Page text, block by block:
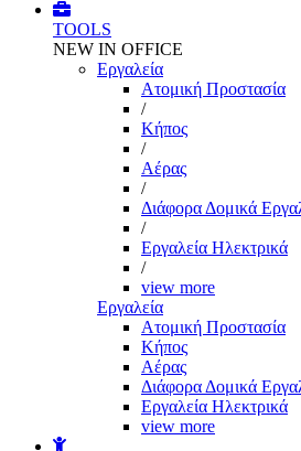
TOOLS
NEW IN OFFICE
Εργαλεία
Aτομική Προστασία
/
Kήπος
/
Αέρας
/
Διάφορα Δομικά
/
Εργαλεία Ηλεκτρικά
/
view more
Εργαλεία
Aτομική Προστασία
Kήπος
Αέρας
Διάφορα Δομικά
Εργαλεία Ηλεκτρικά
view more